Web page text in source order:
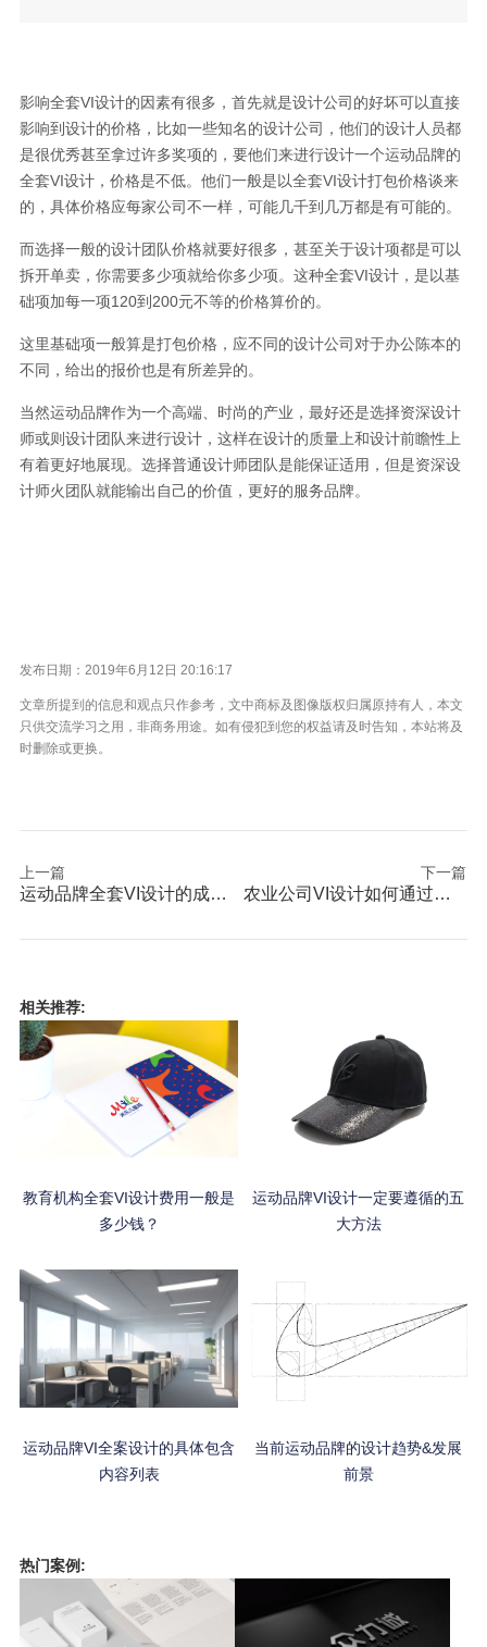
影响全套VI设计的因素有很多，首先就是设计公司的好坏可以直接
影响到设计的价格，比如一些知名的设计公司，他们的设计人员都
是很优秀甚至拿过许多奖项的，要他们来进行设计一个运动品牌的
全套VI设计，价格是不低。他们一般是以全套VI设计打包价格谈来
的，具体价格应每家公司不一样，可能几千到几万都是有可能的。
而选择一般的设计团队价格就要好很多，甚至关于设计项都是可以
拆开单卖，你需要多少项就给你多少项。这种全套VI设计，是以基
础项加每一项120到200元不等的价格算价的。
这里基础项一般算是打包价格，应不同的设计公司对于办公陈本的
不同，给出的报价也是有所差异的。
当然运动品牌作为一个高端、时尚的产业，最好还是选择资深设计
师或则设计团队来进行设计，这样在设计的质量上和设计前瞻性上
有着更好地展现。选择普通设计师团队是能保证适用，但是资深设
计师火团队就能输出自己的价值，更好的服务品牌。
发布日期：2019年6月12日 20:16:17
文章所提到的信息和观点只作参考，文中商标及图像版权归属原持有人，本文
只供交流学习之用，非商务用途。如有侵犯到您的权益请及时告知，本站将及
时删除或更换。
上一篇
运动品牌全套VI设计的成果怎么看价值的大小？
下一篇
农业公司VI设计如何通过不同的元素进行提炼品牌自身符号
相关推荐:
教育机构全套VI设计费用一般是
多少钱？
运动品牌VI设计一定要遵循的五
大方法
运动品牌VI全案设计的具体包含
内容列表
当前运动品牌的设计趋势&发展
前景
热门案例: